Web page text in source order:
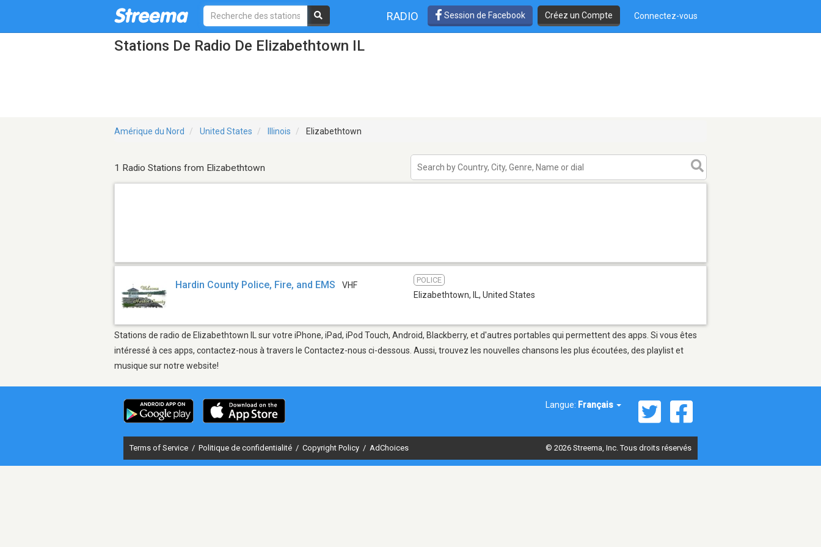
RADIO Session de Facebook Créez un Compte Connectez-vous
Stations De Radio De Elizabethtown IL
Amérique du Nord United States Illinois Elizabethtown
1 Radio Stations from Elizabethtown
Hardin County Police, Fire, and EMS VHF
POLICE
Elizabethtown, IL , United States
Stations de radio de Elizabethtown IL sur votre iPhone, iPad, iPod Touch, Android, Blackberry, et d'autres portables qui permettent des apps. Si vous êtes
intéressé à ces apps, contactez-nous à travers le Contactez-nous ci-dessous. Aussi, trouvez les nouvelles chansons les plus écoutées, des playlist et
musique sur notre website!
Langue: Français
Terms of Service / Politique de confidentialité / Copyright Policy / AdChoices © 2026 Streema, Inc. Tous droits réservés